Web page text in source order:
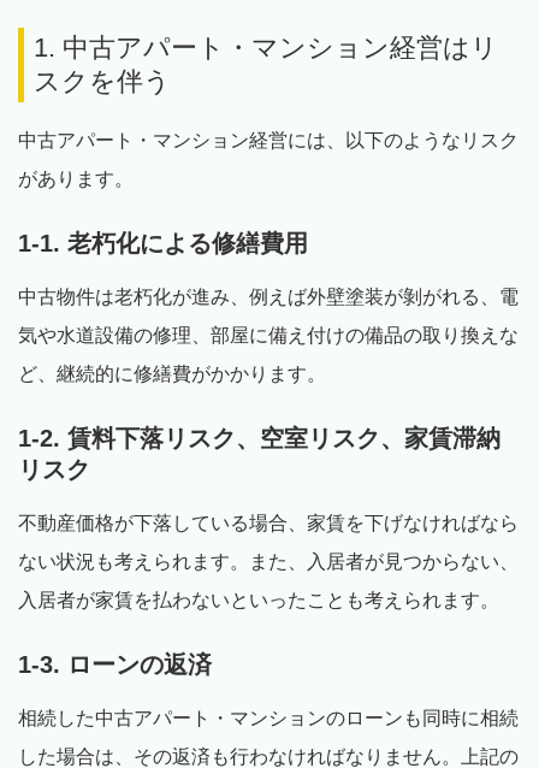
1. 中古アパート・マンション経営はリ
スクを伴う
中古アパート・マンション経営には、以下のようなリスク
があります。
1-1. 老朽化による修繕費用
中古物件は老朽化が進み、例えば外壁塗装が剝がれる、電
気や水道設備の修理、部屋に備え付けの備品の取り換えな
ど、継続的に修繕費がかかります。
1-2. 賃料下落リスク、空室リスク、家賃滞納
リスク
不動産価格が下落している場合、家賃を下げなければなら
ない状況も考えられます。また、入居者が見つからない、
入居者が家賃を払わないといったことも考えられます。
1-3. ローンの返済
相続した中古アパート・マンションのローンも同時に相続
した場合は、その返済も行わなければなりません。上記の